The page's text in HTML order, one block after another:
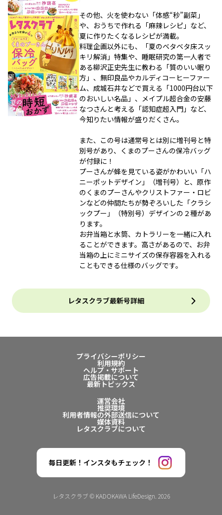
その他、火を使わない「体感“秒”副菜」
や、おうちで作れる「麻辣レシピ」など、
夏に作りたくなるレシピが満載。
料理企画以外にも、「夏のベタベタ床スッ
キリ解消」特集や、睡眠研究の第一人者で
ある柳沢正史先生に教わる「質のいい眠り
方」、無印良品やカルディコーヒーファー
ム、成城石井などで買える「1000円台以下
のおいしい名品」、メイプル超合金の安藤
なつさんと考える「認知症超入門」など、
今知りたい情報が盛りだくさん。
また、この号は通常号とは別に増刊号と特
別号があり、くまのプーさんの保冷バッグ
が付録に！
プーさんが蜂を見ている姿がかわいい「ハ
ニーポットデザイン」（増刊号）と、原作
のくまのプーさんやクリストファー・ロビ
ンなどの仲間たちが勢ぞろいした「クラシ
ックプー」（特別号）デザインの２種があ
ります。
お弁当箱と水筒、カトラリーを一緒に入れ
ることができます。高さがあるので、お弁
当箱の上にミニサイズの保存容器を入れる
こともできる仕様のバッグです。
レタスクラブ最新号詳細
プライバシーポリシー
利用規約
ヘルプ・サポート
広告掲載について
最新トピックス
運営会社
推奨環境
利用者情報の外部送信について
媒体資料
レタスクラブについて
毎日更新！インスタもチェック！
レタスクラブ © KADOKAWA LifeDesign. 2026